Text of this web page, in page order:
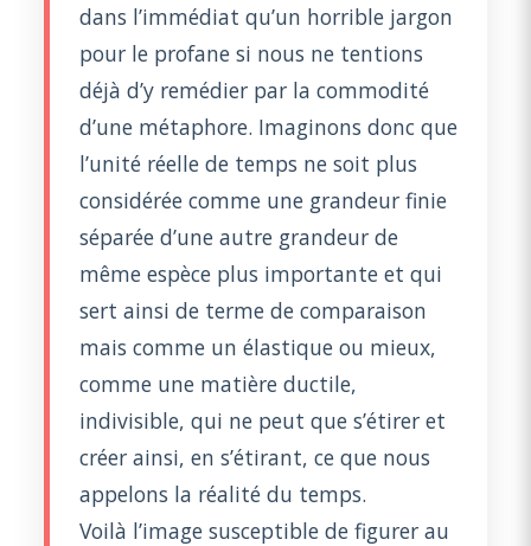
dans l’immédiat qu’un horrible jargon
pour le profane si nous ne tentions
déjà d’y remédier par la commodité
d’une métaphore. Imaginons donc que
l’unité réelle de temps ne soit plus
considérée comme une grandeur finie
séparée d’une autre grandeur de
même espèce plus importante et qui
sert ainsi de terme de comparaison
mais comme un élastique ou mieux,
comme une matière ductile,
indivisible, qui ne peut que s’étirer et
créer ainsi, en s’étirant, ce que nous
appelons la réalité du temps.
Voilà l’image susceptible de figurer au